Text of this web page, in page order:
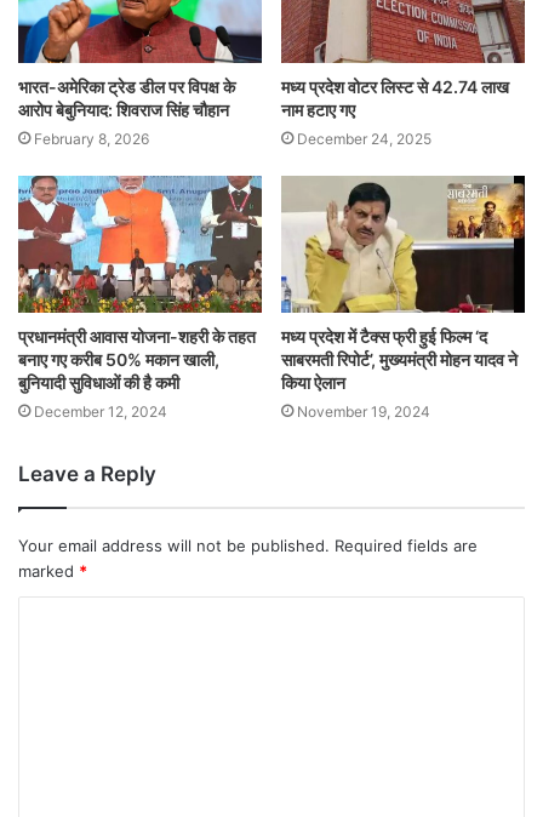
भारत-अमेरिका ट्रेड डील पर विपक्ष के
आरोप बेबुनियाद: शिवराज सिंह चौहान
February 8, 2026
मध्य प्रदेश वोटर लिस्ट से 42.74 लाख
नाम हटाए गए
December 24, 2025
प्रधानमंत्री आवास योजना-शहरी के तहत
बनाए गए करीब 50% मकान खाली,
बुनियादी सुविधाओं की है कमी
December 12, 2024
मध्य प्रदेश में टैक्स फ्री हुई फिल्म ‘द
साबरमती रिपोर्ट’, मुख्यमंत्री मोहन यादव ने
किया ऐलान
November 19, 2024
Leave a Reply
Your email address will not be published. Required fields are
marked *